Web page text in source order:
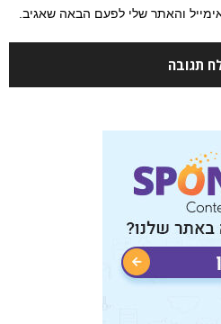
והאתר שלי לפעם הבאה שאגיב.